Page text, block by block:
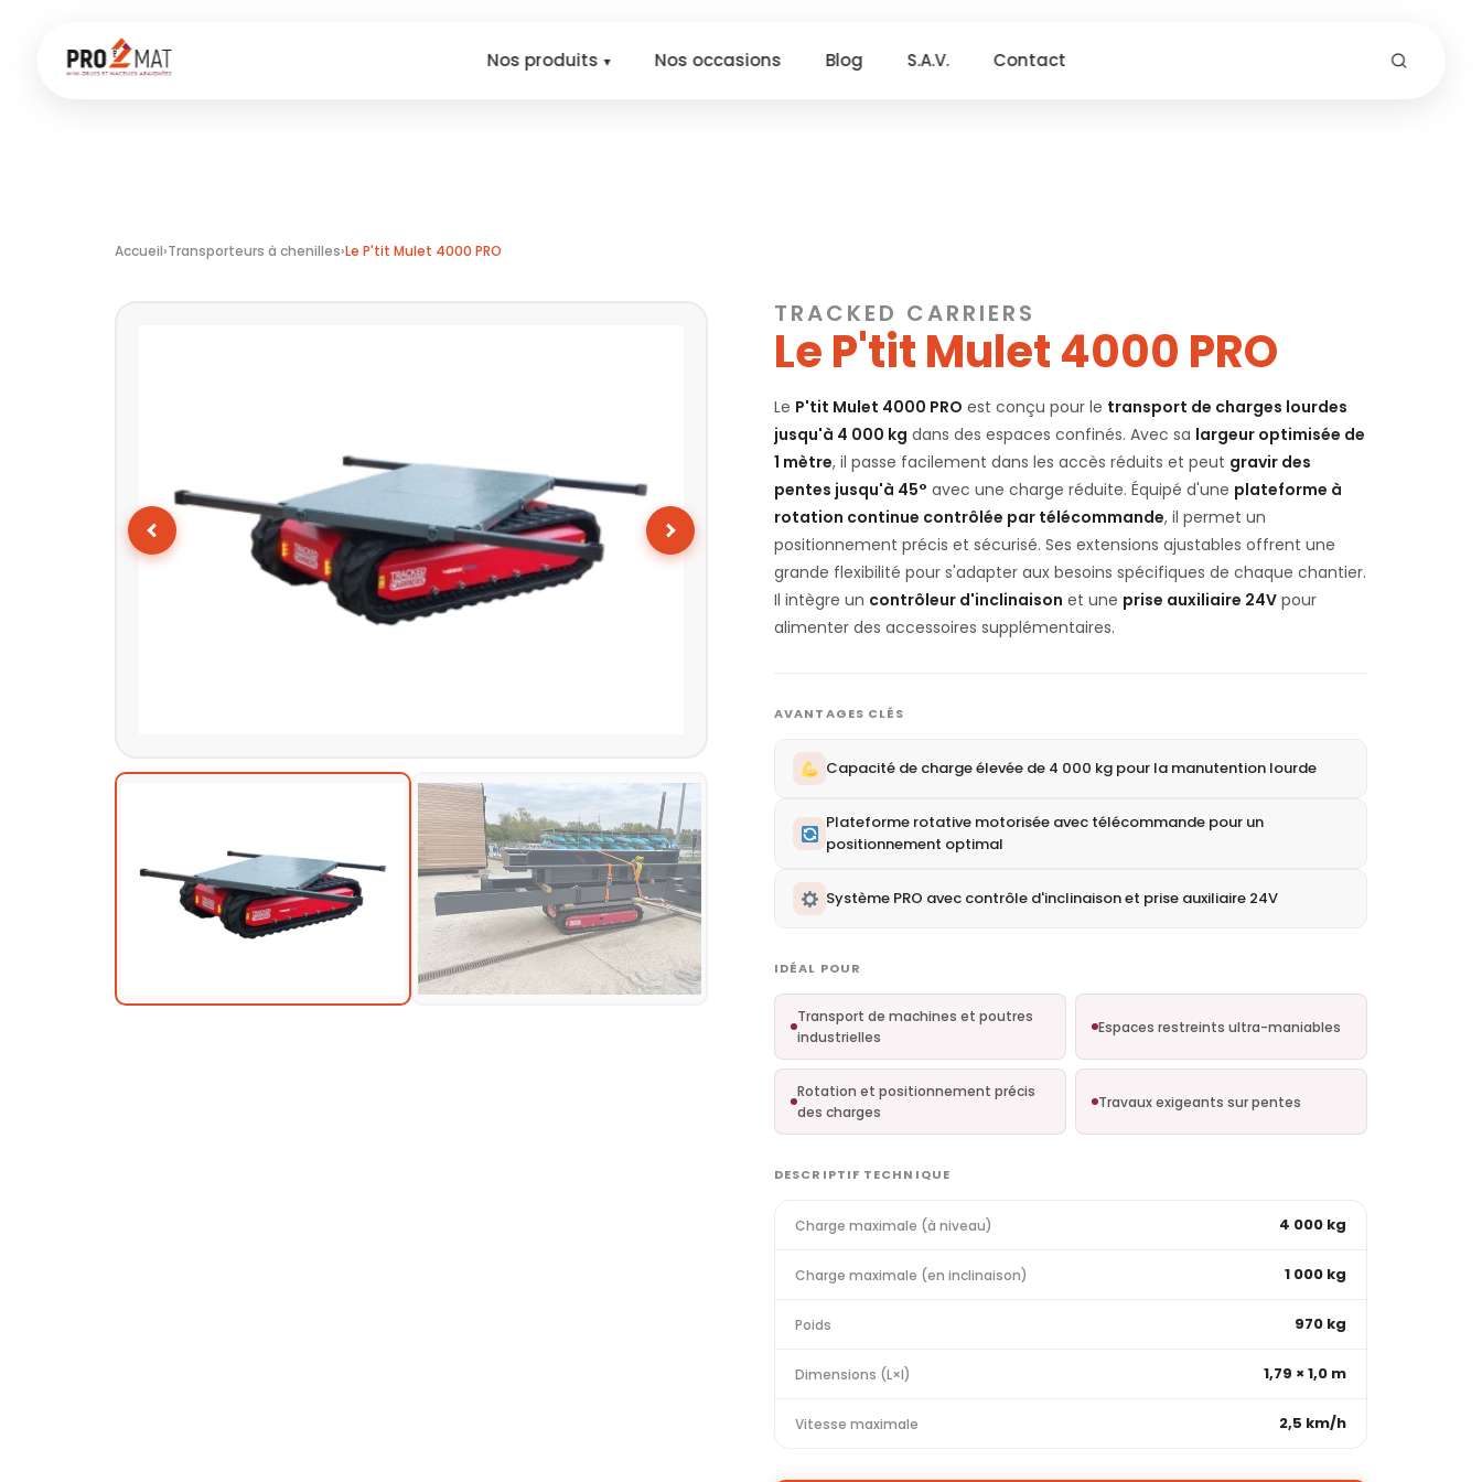
Nos produits Nos occasions Blog S.A.V. Contact
Accueil›Transporteurs à chenilles›Le P'tit Mulet 4000 PRO
TRACKED CARRIERS
Le P'tit Mulet 4000 PRO
Le P'tit Mulet 4000 PRO est conçu pour le transport de charges lourdes
jusqu'à 4 000 kg dans des espaces confinés. Avec sa largeur optimisée de
1 mètre, il passe facilement dans les accès réduits et peut gravir des
pentes jusqu'à 45° avec une charge réduite. Équipé d'une plateforme à
rotation continue contrôlée par télécommande, il permet un
positionnement précis et sécurisé. Ses extensions ajustables offrent une
grande flexibilité pour s'adapter aux besoins spécifiques de chaque chantier.
Il intègre un contrôleur d'inclinaison et une prise auxiliaire 24V pour
alimenter des accessoires supplémentaires.
AVANTAGES CLÉS
Capacité de charge élevée de 4 000 kg pour la manutention lourde
Plateforme rotative motorisée avec télécommande pour un
positionnement optimal
Système PRO avec contrôle d'inclinaison et prise auxiliaire 24V
IDÉAL POUR
Transport de machines et poutres
industrielles
Espaces restreints ultra-maniables
Rotation et positionnement précis
des charges
Travaux exigeants sur pentes
DESCRIPTIF TECHNIQUE
Charge maximale (à niveau) 4 000 kg
Charge maximale (en inclinaison) 1 000 kg
Poids 970 kg
Dimensions (L×l) 1,79 × 1,0 m
Vitesse maximale 2,5 km/h